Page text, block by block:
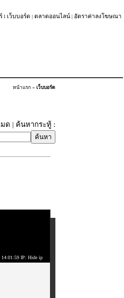
l เว็บบอร์ด | ตลาดออนไลน์ | อัตราค่าลงโฆษณา
หน้าแรก » เว็บบอร์ด
ด | ค้นหากระทู้ :
IP: Hide ip